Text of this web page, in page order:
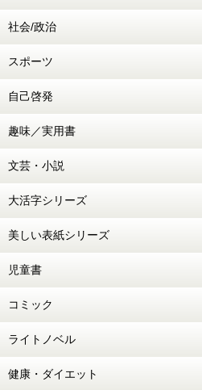
社会/政治
スポーツ
自己啓発
趣味／実用書
文芸・小説
大活字シリーズ
美しい表紙シリーズ
児童書
コミック
ライトノベル
健康・ダイエット